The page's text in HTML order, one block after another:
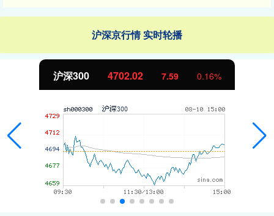
沪深京行情 实时轮播
沪深300 4702.02 7.59 0.16%